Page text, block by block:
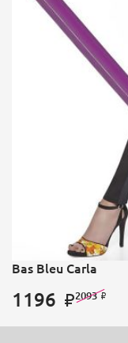
Bas Bleu Carla
1196 2093